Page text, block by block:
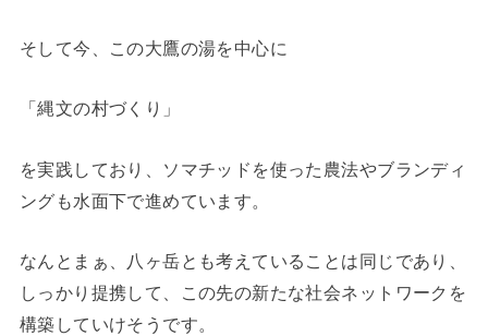
そして今、この大鷹の湯を中心に
「縄文の村づくり」
を実践しており、ソマチッドを使った農法やブランディ
ングも水面下で進めています。
なんとまぁ、八ヶ岳とも考えていることは同じであり、
しっかり提携して、この先の新たな社会ネットワークを
構築していけそうです。